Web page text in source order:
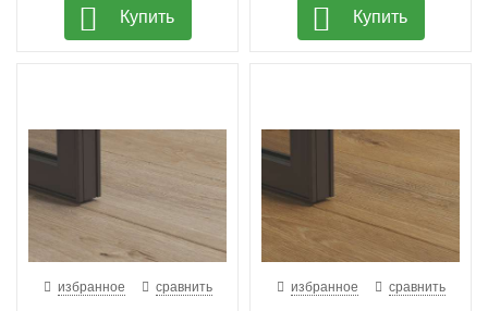
Купить Купить
избранное сравнить избранное сравнить